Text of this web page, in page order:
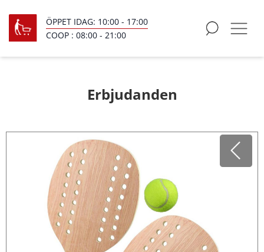
ÖPPET IDAG: 10:00 - 17:00
COOP : 08:00 - 21:00
Erbjudanden